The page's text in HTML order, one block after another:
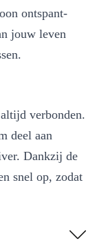
ontspant-
jouw leven
verbonden.
deel aan
Dankzij de
snel op, zodat
3,5 uur